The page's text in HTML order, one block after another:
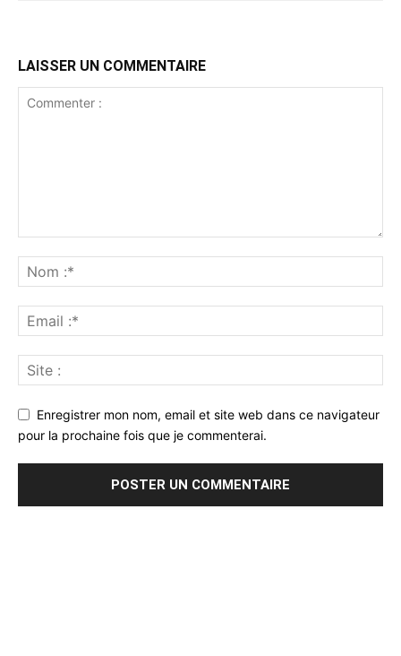
LAISSER UN COMMENTAIRE
Enregistrer mon nom, email et site web dans ce navigateur
pour la prochaine fois que je commenterai.